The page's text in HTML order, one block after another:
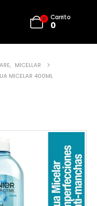
0 Carrito
0
, MICELLAR
MICELAR 400ML